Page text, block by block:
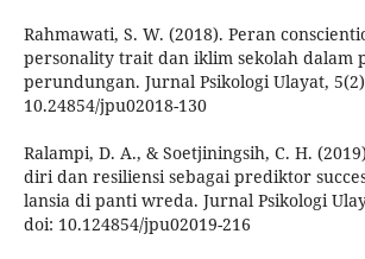
Rahmawati, S. W. (2018). Peran
personality trait dan iklim sekolah dalam
perundungan. Jurnal Psikologi Ulayat,
10.24854/jpu02018-130
Ralampi, D. A., & Soetjiningsih, C. H.
diri dan resiliensi sebagai prediktor
lansia di panti wreda. Jurnal Psikologi
doi: 10.124854/jpu02019-216